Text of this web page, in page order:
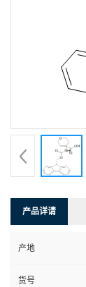
产品详请
产地
货号